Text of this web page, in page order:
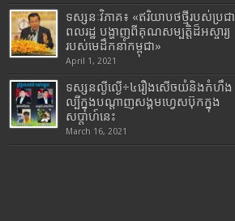
ទស្សនៈវិភាគ៖ «ឥរិយាបថថ្មីរបស់ប្រជា
ពលរដ្ឋ បង្ហាញពីគុណសម្បត្តិដ៏អស្ចារ្យ
របស់មេដឹកនាំកម្ពុជា»
April 1, 2021
ទស្សនល្ងីល្ងើ÷៤រឿងសើចយំនិងកំហឹង
ល្បីក្នុងបណ្តាញសង្គមហ្វេសប៊ុកក្នុង
សប្តាហ៍នេះ
March 16, 2021